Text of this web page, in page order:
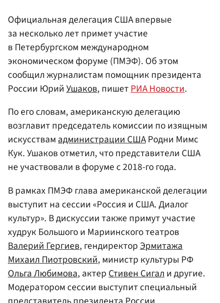
Официальная делегация США впервые
за несколько лет примет участие
в Петербургском международном
экономическом форуме (ПМЭФ). Об этом
сообщил журналистам помощник президента
России ЮрийУшаков, пишетРИА Новости.
По его словам, американскую делегацию
возглавит председатель комиссии по изящным
искусствамадминистрации СШАРодни Мимс
Кук. Ушаков отметил, что представители США
не участвовали в форуме с 2018-го года.
В рамках ПМЭФ глава американской делегации
выступит на сессии «Россия и США. Диалог
культур». В дискуссии также примут участие
худрук Большого и Мариинского театров
Валерий Гергиев, гендиректорЭрмитажа
Михаил Пиотровский, министр культуры РФ
Ольга Любимова, актер Стивен Сигал и другие.
Модератором сессии выступит специальный